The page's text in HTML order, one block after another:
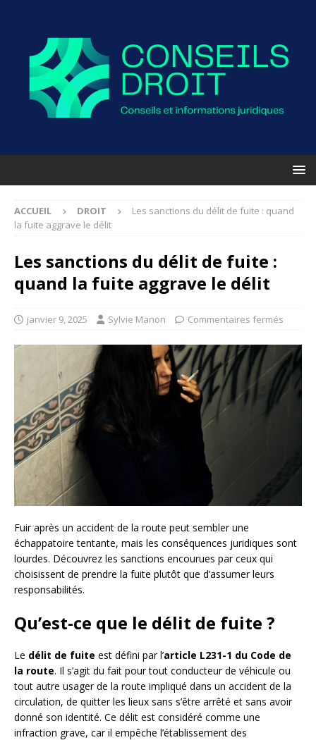
ACCUEIL DROIT
Les sanctions du délit de fuite : quand
la fuite aggrave le délit
Les sanctions du délit de fuite :
quand la fuite aggrave le délit
janvier 9, 2025 Sylvie Manon Commentaires fermés
Fuir après un accident de la route peut sembler une
échappatoire tentante, mais les conséquences juridiques sont
lourdes. Découvrez les sanctions encourues par ceux qui
choisissent de prendre la fuite plutôt que d’assumer leurs
responsabilités.
Qu’est-ce que le délit de fuite ?
Le délit de fuite est défini par l’article L231-1 du Code de
la route. Il s’agit du fait pour tout conducteur de véhicule ou
tout autre usager de la route impliqué dans un accident de la
circulation, de quitter les lieux sans s’être arrêté et sans avoir
donné son identité. Ce délit est considéré comme une
infraction grave, car il empêche l’établissement des